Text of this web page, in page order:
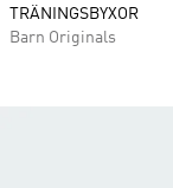
TRÄNINGSBYXOR
Barn Originals